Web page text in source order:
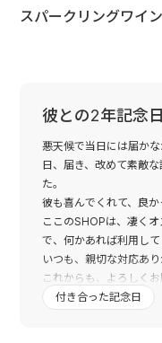
スパークリングワイ
彼との2年記念
悪天候で当日には届か
日、届き、改めて素敵
た。
彼も喜んでくれて、良か
ここのSHOPは、凄く
で、何かあれば利用して
いつも、親切な対応あり
これからも、よろしくお
付き合った記念日